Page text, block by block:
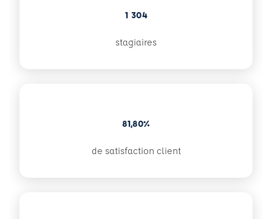
1 304
stagiaires
81,80%
de satisfaction client